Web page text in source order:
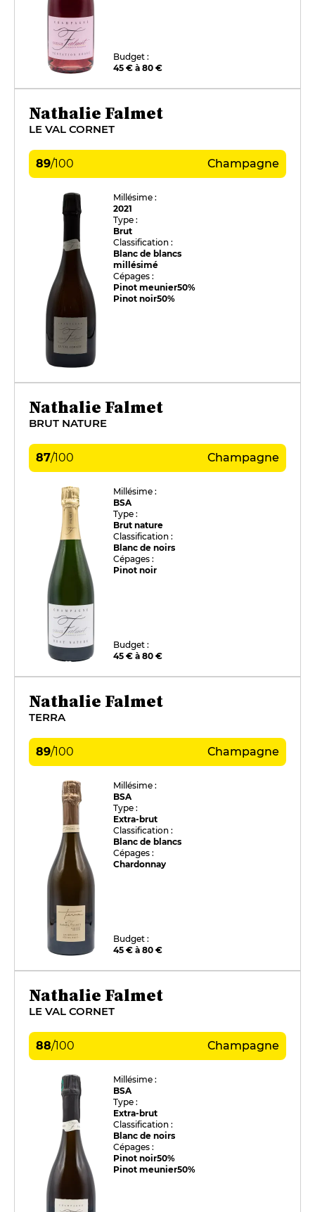
Budget :
45 € à 80 €
Nathalie Falmet
LE VAL CORNET
89/100 Champagne
Millésime :
2021
Type :
Brut
Classification :
Blanc de blancs
millésimé
Cépages :
Pinot meunier50%
Pinot noir50%
Nathalie Falmet
BRUT NATURE
87/100 Champagne
Millésime :
BSA
Type :
Brut nature
Classification :
Blanc de noirs
Cépages :
Pinot noir
Budget :
45 € à 80 €
Nathalie Falmet
TERRA
89/100 Champagne
Millésime :
BSA
Type :
Extra-brut
Classification :
Blanc de blancs
Cépages :
Chardonnay
Budget :
45 € à 80 €
Nathalie Falmet
LE VAL CORNET
88/100 Champagne
Millésime :
BSA
Type :
Extra-brut
Classification :
Blanc de noirs
Cépages :
Pinot noir50%
Pinot meunier50%